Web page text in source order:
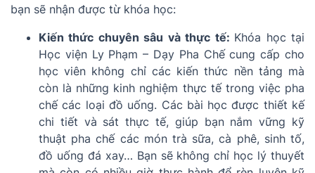
bạn sẽ nhận được từ khóa học:
Kiến thức chuyên sâu và thực tế: Khóa học tại
Học viện Ly Phạm – Dạy Pha Chế cung cấp cho
học viên không chỉ các kiến thức nền tảng mà
còn là những kinh nghiệm thực tế trong việc pha
chế các loại đồ uống. Các bài học được thiết kế
chi tiết và sát thực tế, giúp bạn nắm vững kỹ
thuật pha chế các món trà sữa, cà phê, sinh tố,
đồ uống đá xay… Bạn sẽ không chỉ học lý thuyết